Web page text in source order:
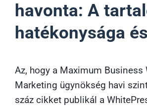
havonta: A
hatékonysága
Az, hogy a Maximum Business
Marketing ügynökség havi
száz cikket publikál a